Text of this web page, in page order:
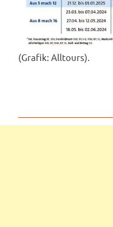
(Grafik: Alltours).